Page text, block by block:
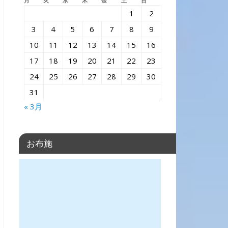
1
2
3
4 5 6 7 8
9
10
11 12 13 14 15
16
17
18 19 20 21 22
23
24
25 26 27 28 29
30
31
« 3月
お布施